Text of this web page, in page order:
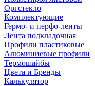
Оргстекло
Комплектующие
Гермо- и перфо-ленты
Лента подкладочная
Профили пластиковые
Алюминиевые профили
Термошайбы
Цвета и Бренды
Калькулятор